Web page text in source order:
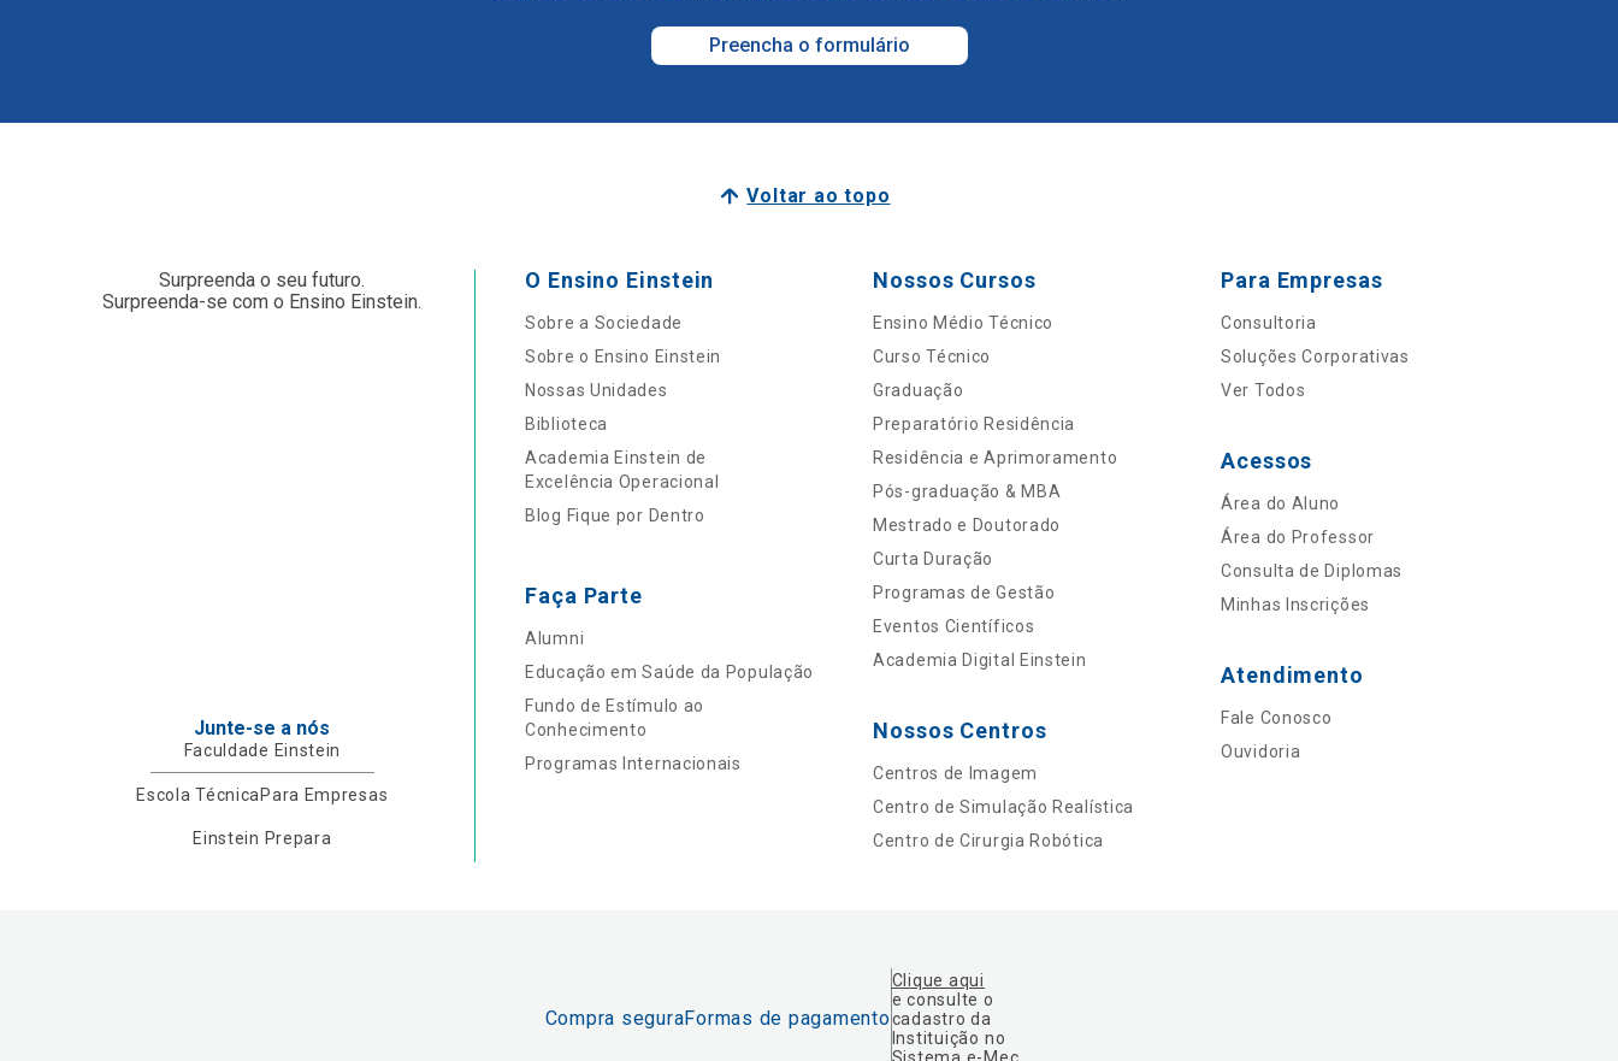
Preencha o formulário
Voltar ao topo
Surpreenda o seu futuro.
Surpreenda-se com o Ensino Einstein.
Junte-se a nós
Faculdade Einstein
Escola Técnica Para Empresas
Einstein Prepara
O Ensino Einstein
Sobre a Sociedade
Sobre o Ensino Einstein
Nossas Unidades
Biblioteca
Academia Einstein de
Excelência Operacional
Blog Fique por Dentro
Faça Parte
Alumni
Educação em Saúde da População
Fundo de Estímulo ao
Conhecimento
Programas Internacionais
Nossos Cursos
Ensino Médio Técnico
Curso Técnico
Graduação
Preparatório Residência
Residência e Aprimoramento
Pós-graduação & MBA
Mestrado e Doutorado
Curta Duração
Programas de Gestão
Eventos Científicos
Academia Digital Einstein
Nossos Centros
Centros de Imagem
Centro de Simulação Realística
Centro de Cirurgia Robótica
Para Empresas
Consultoria
Soluções Corporativas
Ver Todos
Acessos
Área do Aluno
Área do Professor
Consulta de Diplomas
Minhas Inscrições
Atendimento
Fale Conosco
Ouvidoria
Compra seguraFormas de pagamento
Clique aqui
e consulte o
cadastro da
Instituição no